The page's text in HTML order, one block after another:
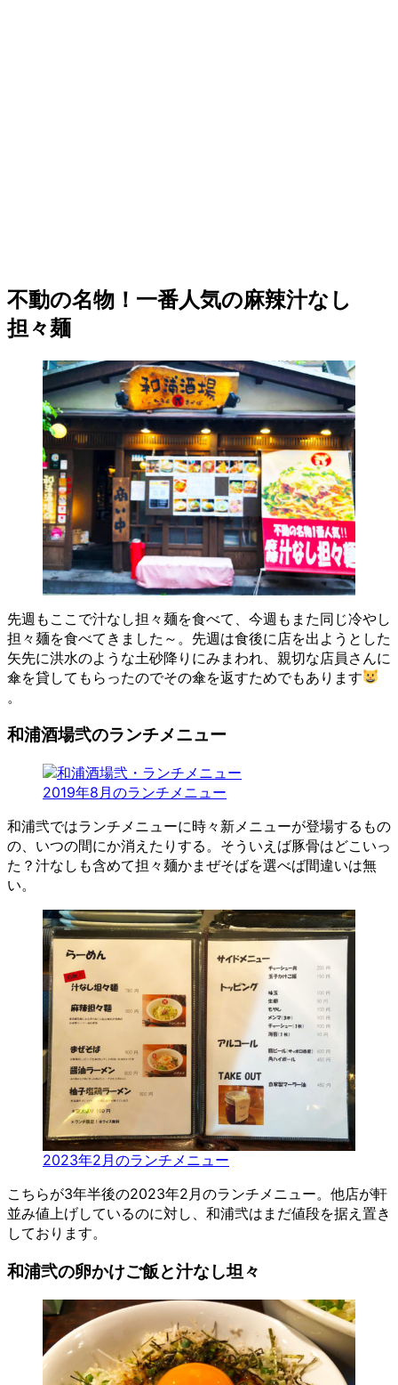
不動の名物！一番人気の麻辣汁なし
担々麺
先週もここで汁なし担々麺を食べて、今週もまた同じ冷やし
担々麺を食べてきました～。先週は食後に店を出ようとした
矢先に洪水のような土砂降りにみまわれ、親切な店員さんに
傘を貸してもらったのでその傘を返すためでもあります
。
和浦酒場弐のランチメニュー
2019年8月のランチメニュー
和浦弐ではランチメニューに時々新メニューが登場するもの
の、いつの間にか消えたりする。そういえば豚骨はどこいっ
た？汁なしも含めて担々麺かまぜそばを選べば間違いは無
い。
2023年2月のランチメニュー
こちらが3年半後の2023年2月のランチメニュー。他店が軒
並み値上げしているのに対し、和浦弐はまだ値段を据え置き
しております。
和浦弐の卵かけご飯と汁なし坦々